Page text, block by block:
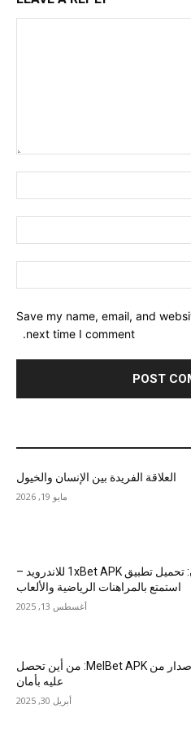
Save my name, email, and
next time I comment.
العلاقة الفريدة بين الإنسان والخيول
مايو 19, 2026
عنوان: تحميل تطبيق 1xBet APK للاندرويد –
استمتع بالمراهنات الرياضية والألعاب
أغسطس 13, 2025
أحدث إصدار من MelBet APK: من أين تحصل
عليه بأمان
أبريل 30, 2025